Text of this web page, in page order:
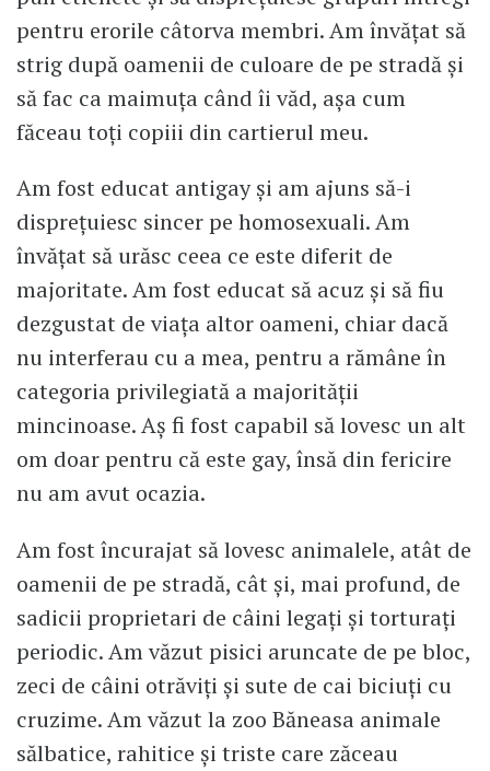
pentru erorile câtorva membri. Am învățat să
strig după oamenii de culoare de pe stradă și
să fac ca maimuța când îi văd, așa cum
făceau toți copiii din cartierul meu.
Am fost educat antigay și am ajuns să-i
disprețuiesc sincer pe homosexuali. Am
învățat să urăsc ceea ce este diferit de
majoritate. Am fost educat să acuz și să fiu
dezgustat de viața altor oameni, chiar dacă
nu interferau cu a mea, pentru a rămâne în
categoria privilegiată a majorității
mincinoase. Aș fi fost capabil să lovesc un alt
om doar pentru că este gay, însă din fericire
nu am avut ocazia.
Am fost încurajat să lovesc animalele, atât de
oamenii de pe stradă, cât și, mai profund, de
sadicii proprietari de câini legați și torturați
periodic. Am văzut pisici aruncate de pe bloc,
zeci de câini otrăviți și sute de cai biciuți cu
cruzime. Am văzut la zoo Băneasa animale
sălbatice, rahitice și triste care zăceau